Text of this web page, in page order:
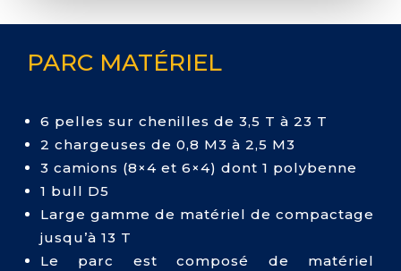
PARC MATÉRIEL
6 pelles sur chenilles de 3,5 T à 23 T
2 chargeuses de 0,8 M3 à 2,5 M3
3 camions (8×4 et 6×4) dont 1 polybenne
1 bull D5
Large gamme de matériel de compactage
jusqu’à 13 T
Le parc est composé de matériel